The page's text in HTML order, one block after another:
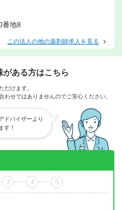
番地8
この法人の他の薬剤師求人を見る
がある方はこちら
だけます。
わせではありませんのでご安心ください。
ドバイザーより
す！
3 4 5